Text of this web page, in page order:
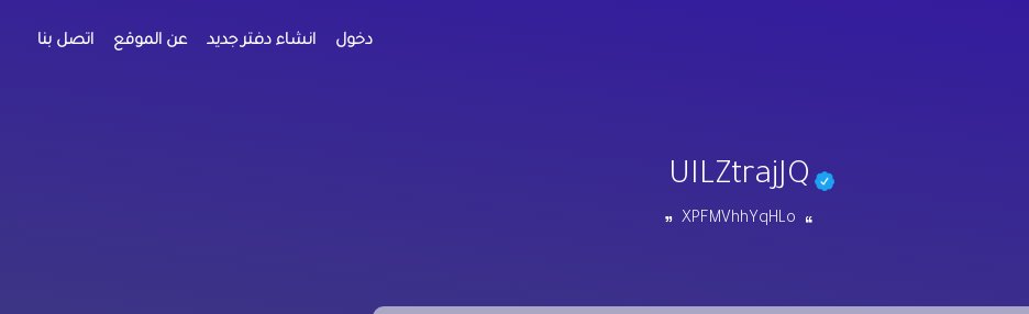
دخول انشاء دفتر جديد عن الموقع اتصل بنا
UILZtrajJQ